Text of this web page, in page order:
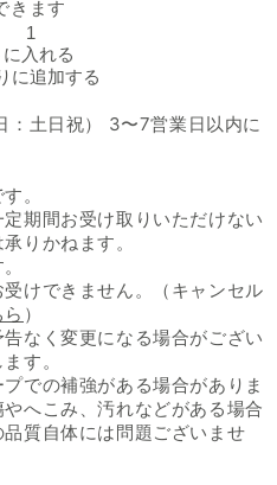
きます
ュー」の数量を減らす
入れる
に追加する
：土日祝） 3〜7営業日以内に
。
期間お受け取りいただけない
りかねます。
けできません。（キャンセル
）
なく変更になる場合がござい
す。
での補強がある場合がありま
へこみ、汚れなどがある場合
質自体には問題ございませ